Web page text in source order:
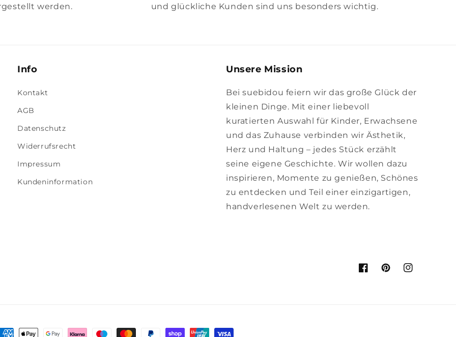
werden.
und glückliche Kunden sind uns besonders wichtig.
Info
Kontakt
AGB
Datenschutz
Widerrufsrecht
Impressum
Kundeninformation
Unsere Mission
Bei suebidou feiern wir das große Glück der
kleinen Dinge. Mit einer liebevoll
kuratierten Auswahl für Kinder, Erwachsene
und das Zuhause verbinden wir Ästhetik,
Herz und Haltung – jedes Stück erzählt
seine eigene Geschichte. Wir wollen dazu
inspirieren, Momente zu genießen, Schönes
zu entdecken und Teil einer einzigartigen,
handverlesenen Welt zu werden.
FacebookPinterestInstagram